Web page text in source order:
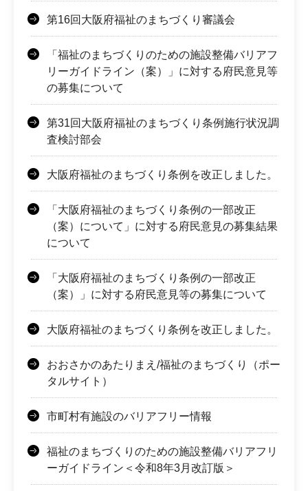
第16回大阪府福祉のまちづくり審議会
「福祉のまちづくりのための施設整備バリアフ
リーガイドライン（案）」に対する府民意見等
の募集について
第31回大阪府福祉のまちづくり条例施行状況調
査検討部会
大阪府福祉のまちづくり条例を改正しました。
「大阪府福祉のまちづくり条例の一部改正
（案）について」に対する府民意見の募集結果
について
「大阪府福祉のまちづくり条例の一部改正
（案）」に対する府民意見等の募集について
大阪府福祉のまちづくり条例を改正しました。
おおさかのあたりまえ/福祉のまちづくり（ポー
タルサイト）
市町村有施設のバリアフリー情報
福祉のまちづくりのための施設整備バリアフリ
ーガイドライン＜令和8年3月改訂版＞